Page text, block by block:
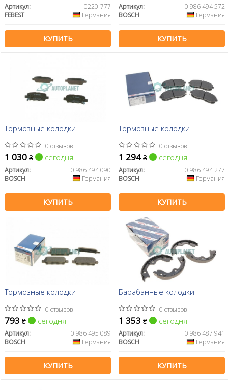
Артикул:
0220-777
FEBEST
Германия
КУПИТЬ
Артикул:
0 986 494 572
BOSCH
Германия
КУПИТЬ
Тормозные колодки
0 отзывов
1 030 ₴ сегодня
Артикул:
0 986 494 090
BOSCH
Германия
КУПИТЬ
Тормозные колодки
0 отзывов
1 294₴ сегодня
Артикул:
0 986 494 277
BOSCH
Германия
КУПИТЬ
Тормозные колодки
0 отзывов
793 ₴ сегодня
Артикул:
0 986 495 089
BOSCH
Германия
КУПИТЬ
Барабанные колодки
0 отзывов
1 353 ₴ сегодня
Артикул:
0 986 487 941
BOSCH
Германия
КУПИТЬ